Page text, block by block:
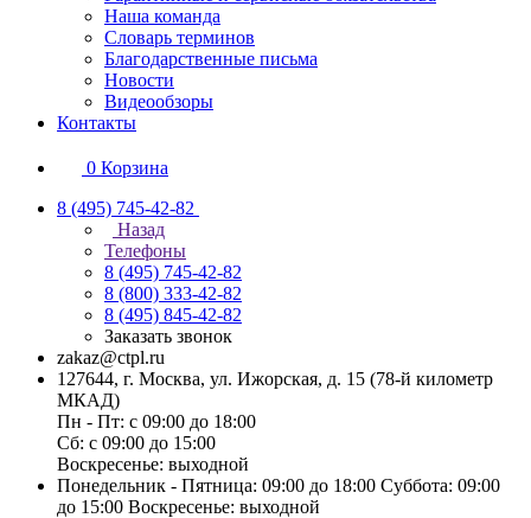
Наша команда
Словарь терминов
Благодарственные письма
Новости
Видеообзоры
Контакты
0 Корзина
8 (495) 745-42-82
Назад
Телефоны
8 (495) 745-42-82
8 (800) 333-42-82
8 (495) 845-42-82
Заказать звонок
zakaz@ctpl.ru
127644, г. Москва, ул. Ижорская, д. 15 (78-й километр
МКАД)
Пн - Пт: с 09:00 до 18:00
Сб: с 09:00 до 15:00
Воскресенье: выходной
Понедельник - Пятница: 09:00 до 18:00 Суббота: 09:00
до 15:00 Воскресенье: выходной